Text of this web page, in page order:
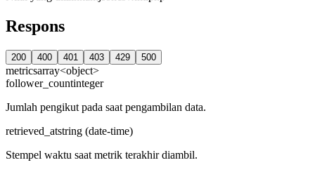
Respons
200 400 401 403 429 500
metricsarray<object>
follower_countinteger
Jumlah pengikut pada saat pengambilan data.
retrieved_atstring (date-time)
Stempel waktu saat metrik terakhir diambil.